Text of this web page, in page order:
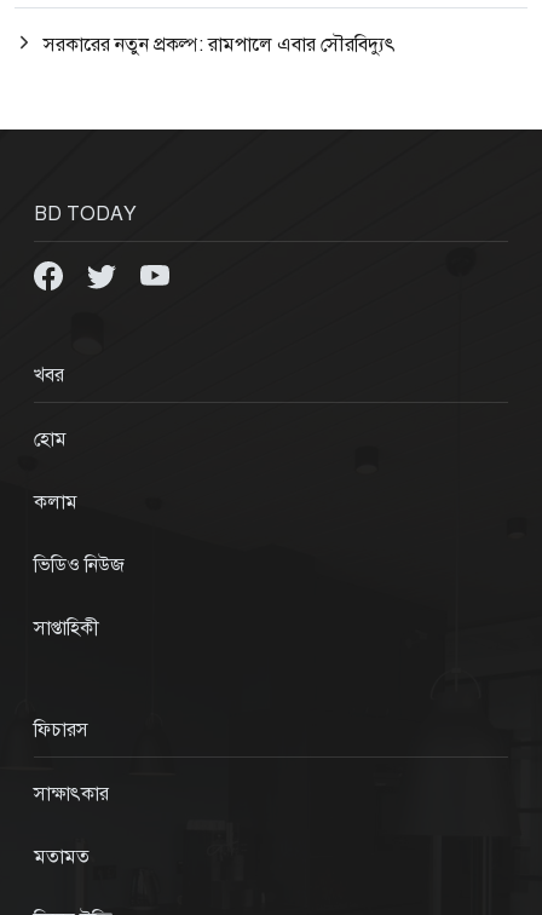
সরকারের নতুন প্রকল্প: রামপালে এবার সৌরবিদ্যুৎ
BD TODAY
খবর
হোম
কলাম
ভিডিও নিউজ
সাপ্তাহিকী
ফিচারস
সাক্ষাৎকার
মতামত